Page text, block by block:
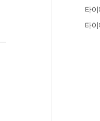
타
타이